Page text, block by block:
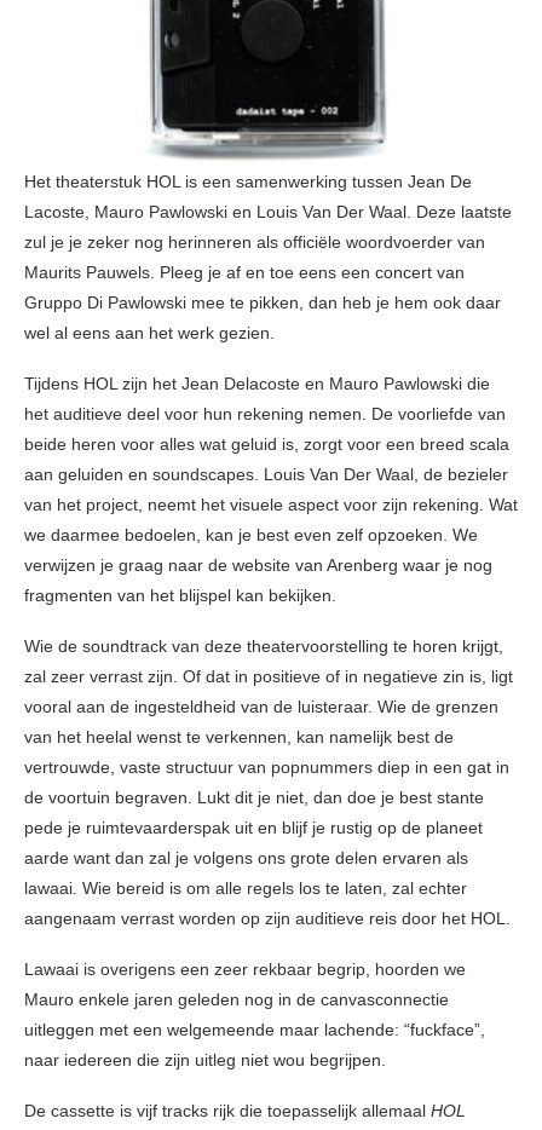
Het theaterstuk HOL is een samenwerking tussen Jean De
Lacoste, Mauro Pawlowski en Louis Van Der Waal. Deze laatste
zul je je zeker nog herinneren als officiële woordvoerder van
Maurits Pauwels. Pleeg je af en toe eens een concert van
Gruppo Di Pawlowski mee te pikken, dan heb je hem ook daar
wel al eens aan het werk gezien.
Tijdens HOL zijn het Jean Delacoste en Mauro Pawlowski die
het auditieve deel voor hun rekening nemen. De voorliefde van
beide heren voor alles wat geluid is, zorgt voor een breed scala
aan geluiden en soundscapes. Louis Van Der Waal, de bezieler
van het project, neemt het visuele aspect voor zijn rekening. Wat
we daarmee bedoelen, kan je best even zelf opzoeken. We
verwijzen je graag naar de website van Arenberg waar je nog
fragmenten van het blijspel kan bekijken.
Wie de soundtrack van deze theatervoorstelling te horen krijgt,
zal zeer verrast zijn. Of dat in positieve of in negatieve zin is, ligt
vooral aan de ingesteldheid van de luisteraar. Wie de grenzen
van het heelal wenst te verkennen, kan namelijk best de
vertrouwde, vaste structuur van popnummers diep in een gat in
de voortuin begraven. Lukt dit je niet, dan doe je best stante
pede je ruimtevaarderspak uit en blijf je rustig op de planeet
aarde want dan zal je volgens ons grote delen ervaren als
lawaai. Wie bereid is om alle regels los te laten, zal echter
aangenaam verrast worden op zijn auditieve reis door het HOL.
Lawaai is overigens een zeer rekbaar begrip, hoorden we
Mauro enkele jaren geleden nog in de canvasconnectie
uitleggen met een welgemeende maar lachende: “fuckface”,
naar iedereen die zijn uitleg niet wou begrijpen.
De cassette is vijf tracks rijk die toepasselijk allemaal HOL